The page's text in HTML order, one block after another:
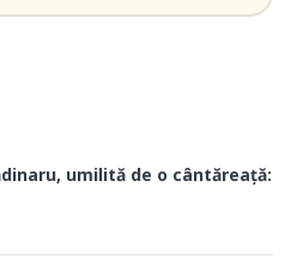
umilită de o cântăreață: